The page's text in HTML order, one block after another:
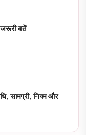
बातें
सामग्री, नियम और